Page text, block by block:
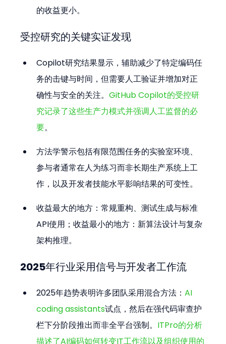
的收益更小。
受控研究的关键实证发现
Copilot研究结果显示，辅助减少了特定编码任
务的击键与时间，但需要人工验证并增加对正
确性与安全的关注。GitHub Copilot的受控研
究记录了这些生产力模式并强调人工监督的必
要。
方法学警示包括有限范围任务的实验室环境、
参与者通常在人为练习而非长期生产系统上工
作，以及开发者技能水平影响结果的可变性。
收益最大的地方：常规重构、测试生成与标准
API使用；收益最小的地方：新算法设计与复杂
架构推理。
2025年行业采用信号与开发者工作流
2025年趋势表明许多团队采用混合方法：AI
coding assistants试点，然后在强代码审查护
栏下分阶段推出而非全平台强制。 ITPro的分析
描述了AI编码如何转变IT工作流以及组织使用的